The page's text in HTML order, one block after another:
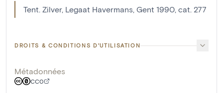
Tent. Zilver, Legaat Havermans, Gent 1990, cat. 277
DROITS & CONDITIONS D'UTILISATION
Métadonnées
CC0